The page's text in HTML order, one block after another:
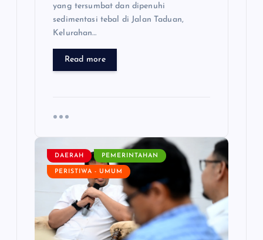
yang tersumbat dan dipenuhi
sedimentasi tebal di Jalan Taduan,
Kelurahan…
Read more
DAERAH PEMERINTAHAN
PERISTIWA - UMUM